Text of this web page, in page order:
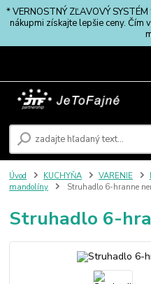
* VERNOSTNÝ ZĽAVOVÝ
nákupmi získajte lepšie ceny. Čím
Úvod KUCHYŇA VARENIE
mandolíny
Struhadlo 6-hranne
Struhadlo 6-